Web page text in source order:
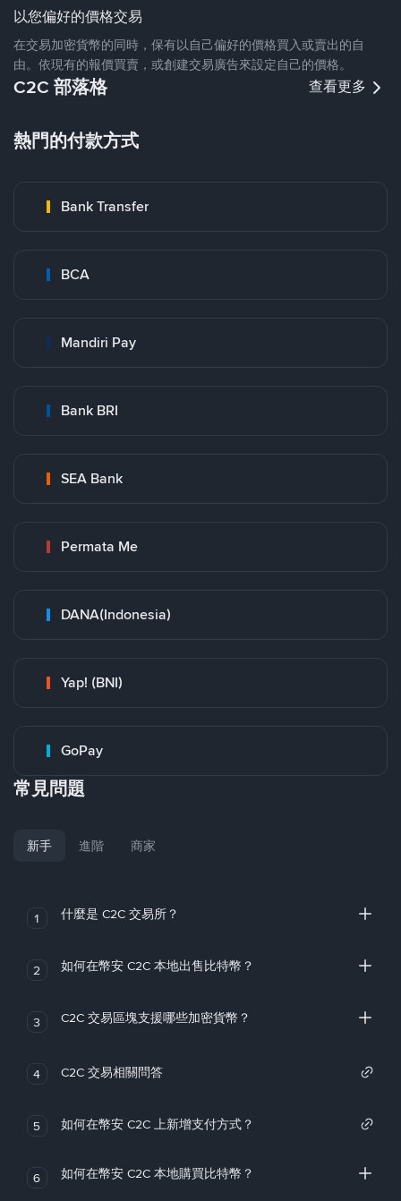
以您偏好的價格交易
在交易加密貨幣的同時，保有以自己偏好的價格買入或賣出的自
由。依現有的報價買賣，或創建交易廣告來設定自己的價格。
C2C 部落格 查看更多
熱門的付款方式
Bank Transfer
BCA
Mandiri Pay
Bank BRI
SEA Bank
Permata Me
DANA(Indonesia)
Yap! (BNI)
GoPay
常見問題
新手 進階 商家
1 什麼是 C2C 交易所？
2 如何在幣安 C2C 本地出售比特幣？
3 C2C 交易區塊支援哪些加密貨幣？
4 C2C 交易相關問答
5 如何在幣安 C2C 上新增支付方式？
6 如何在幣安 C2C 本地購買比特幣？